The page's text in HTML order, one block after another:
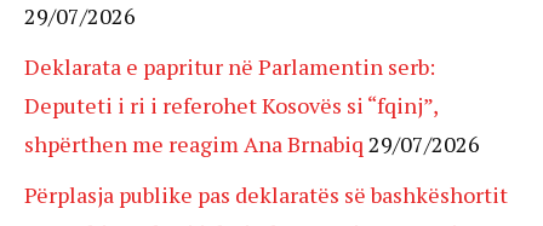
29/07/2026
Deklarata e papritur në Parlamentin serb:
Deputeti i ri i referohet Kosovës si “fqinj”,
shpërthen me reagim Ana Brnabiq 29/07/2026
Përplasja publike pas deklaratës së bashkëshortit